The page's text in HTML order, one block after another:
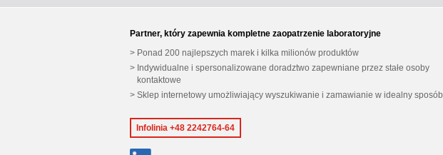
Partner, który zapewnia kompletne zaopatrzenie laboratoryjne
Ponad 200 najlepszych marek i kilka milionów produktów
Indywidualne i spersonalizowane doradztwo zapewniane przez stałe osoby
kontaktowe
Sklep internetowy umożliwiający wyszukiwanie i zamawianie w idealny sposób
Infolinia +48 2242764-64